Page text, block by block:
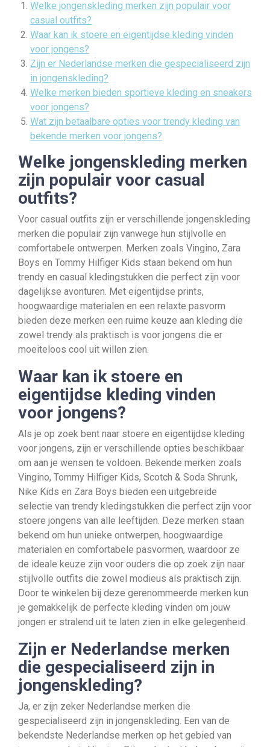
Welke jongenskleding merken zijn populair voor
casual outfits?
Waar kan ik stoere en eigentijdse kleding vinden
voor jongens?
Zijn er Nederlandse merken die gespecialiseerd zijn
in jongenskleding?
Welke merken bieden sportieve kleding en sneakers
voor jongens?
Wat zijn betaalbare opties voor trendy kleding van
bekende merken voor jongens?
Welke jongenskleding merken
zijn populair voor casual
outfits?
Voor casual outfits zijn er verschillende jongenskleding
merken die populair zijn vanwege hun stijlvolle en
comfortabele ontwerpen. Merken zoals Vingino, Zara
Boys en Tommy Hilfiger Kids staan bekend om hun
trendy en casual kledingstukken die perfect zijn voor
dagelijkse avonturen. Met eigentijdse prints,
hoogwaardige materialen en een relaxte pasvorm
bieden deze merken een ruime keuze aan kleding die
zowel trendy als praktisch is voor jongens die er
moeiteloos cool uit willen zien.
Waar kan ik stoere en
eigentijdse kleding vinden
voor jongens?
Als je op zoek bent naar stoere en eigentijdse kleding
voor jongens, zijn er verschillende opties beschikbaar
om aan je wensen te voldoen. Bekende merken zoals
Vingino, Tommy Hilfiger Kids, Scotch & Soda Shrunk,
Nike Kids en Zara Boys bieden een uitgebreide
selectie van trendy kledingstukken die perfect zijn voor
stoere jongens van alle leeftijden. Deze merken staan
bekend om hun unieke ontwerpen, hoogwaardige
materialen en comfortabele pasvormen, waardoor ze
de ideale keuze zijn voor ouders die op zoek zijn naar
stijlvolle outfits die zowel modieus als praktisch zijn.
Door te winkelen bij deze gerenommeerde merken kun
je gemakkelijk de perfecte kleding vinden om jouw
jongen er stralend uit te laten zien in elke gelegenheid.
Zijn er Nederlandse merken
die gespecialiseerd zijn in
jongenskleding?
Ja, er zijn zeker Nederlandse merken die
gespecialiseerd zijn in jongenskleding. Een van de
bekendste Nederlandse merken op het gebied van